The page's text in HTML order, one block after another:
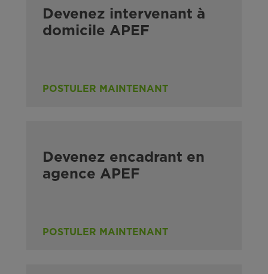
Devenez intervenant à
domicile APEF
POSTULER MAINTENANT
Devenez encadrant en
agence APEF
POSTULER MAINTENANT